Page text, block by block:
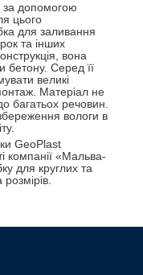
за допомогою
цього
для заливання
та інших
вона
бетону. Серед її
великі
Матеріал не
багатьох речовин.
вологи в
GeoPlast
компанії «Мальва-
для круглих та